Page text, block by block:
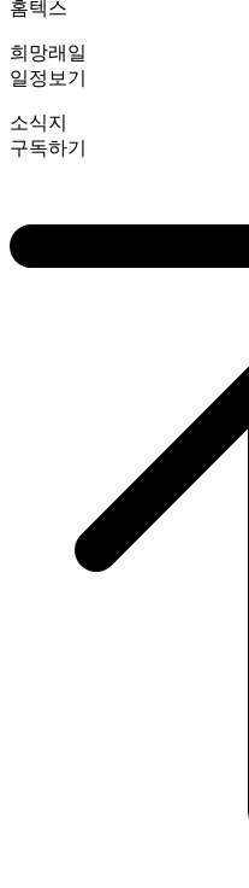
홈텍스
희망래일
일정보기
소식지
구독하기